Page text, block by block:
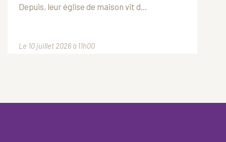
Depuis, leur église de maison vit d...
Le 10 juillet 2026 à 11h00